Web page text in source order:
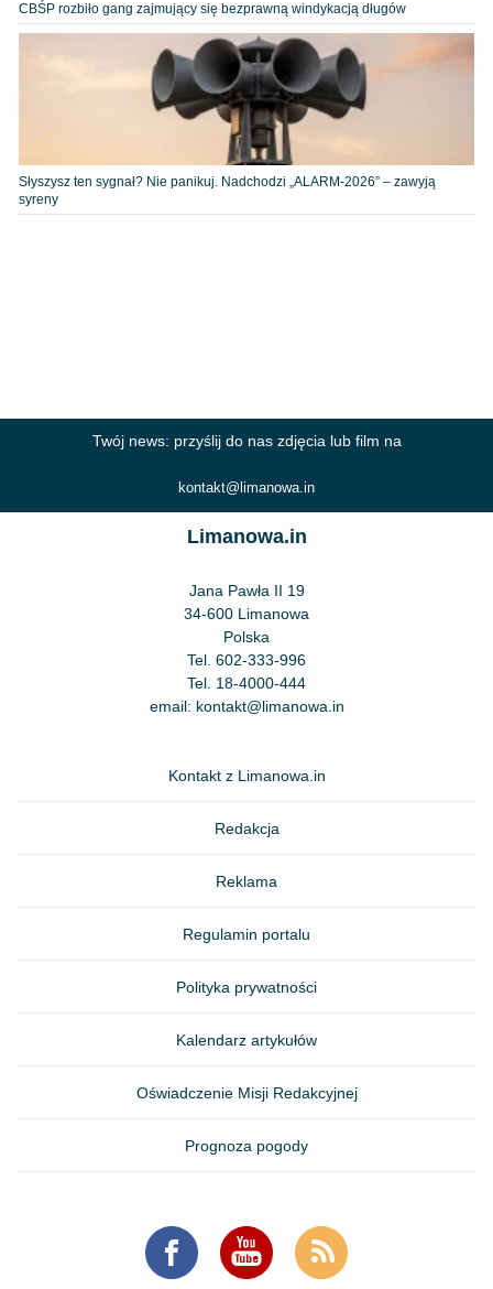
CBŚP rozbiło gang zajmujący się bezprawną windykacją długów
Słyszysz ten sygnał? Nie panikuj. Nadchodzi „ALARM-2026” – zawyją
syreny
Twój news: przyślij do nas zdjęcia lub film na
kontakt@limanowa.in
Limanowa.in
Jana Pawła II 19
34-600 Limanowa
Polska
Tel. 602-333-996
Tel. 18-4000-444
email: kontakt@limanowa.in
Kontakt z Limanowa.in
Redakcja
Reklama
Regulamin portalu
Polityka prywatności
Kalendarz artykułów
Oświadczenie Misji Redakcyjnej
Prognoza pogody